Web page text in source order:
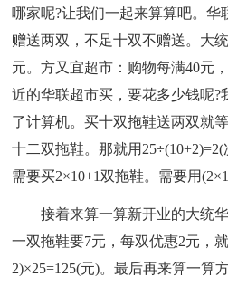
哪家呢?让我们一起来算算吧。
赠送两双，不足十双不赠送。大
元。方又宜超市：购物每满40元
近的华联超市买，要花多少钱呢?
了计算机。买十双拖鞋送两双就
十二双拖鞋。那就用
需要买2×10+1双拖鞋。需要用
接着来算一算新开业的大统
一双拖鞋要7元，每双优惠2元，
2)×25=125(元)。最后再来算一算